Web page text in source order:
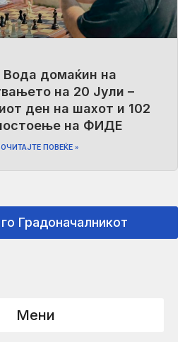
Вода домаќин на
на 20 Јули –
ден на шахот и 102
на ФИДЕ
ПОВЕЌЕ »
Градоначалникот
Мени